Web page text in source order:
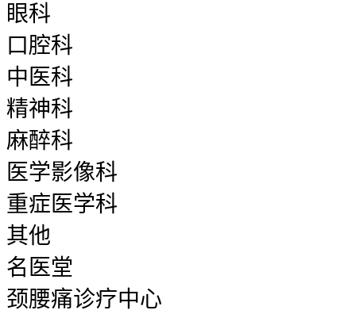
眼科
口腔科
中医科
精神科
麻醉科
医学影像科
重症医学科
其他
名医堂
颈腰痛诊疗中心